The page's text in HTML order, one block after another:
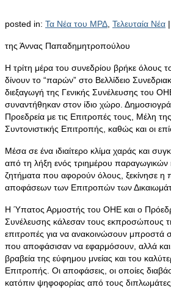
posted in: Τα Νέα του ΜΡΔ Τελευταία Νέα |
της Άννας Παπαδημητροπούλου
Η τρίτη μέρα του συνεδρίου βρήκε όλους
δίνουν το “παρών” στο Βελλίδειο
διεξαγωγή της Γενικής Συνέλευσης του
συναντήθηκαν στον ίδιο χώρο.
Προεδρεία με τις Επιτροπές τους, Μέλη
Συντονιστικής Επιτροπής, καθώς και οι
Μέσα σε ένα ιδιαίτερο κλίμα χαράς και
από τη λήξη ενός τριημέρου παραγωγικών
ζητήματα που αφορούν όλους, ξεκίνησε η
αποφάσεων των Επιτροπών των
Η Ύπατος Αρμοστής του ΟΗΕ και ο
Συνέλευσης κάλεσαν τους εκπροσώπους
επιτροπές για να ανακοινώσουν μπροστά
που αποφάσισαν να εφαρμόσουν, αλλά
βραβεία της εύφημου μνείας και του
Επιτροπής. Οι αποφάσεις, οι οποίες
κατόπιν ψηφοφορίας από τους διπλωμάτες